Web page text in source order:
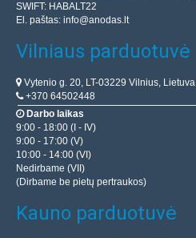
SWIFT: HABALT22
El. paštas: info@anodas.lt
Vilniaus parduotuvė
Vytenio g. 20, LT-03229 Vilnius, Lietuva
+370 64502448
Darbo laikas
9:00 - 18:00 (I - IV)
9:00 - 17:00 (V)
10:00 - 14:00 (VI)
Nedirbame (VII)
(Dirbame be pietų pertraukos)
Kauno parduotuvė